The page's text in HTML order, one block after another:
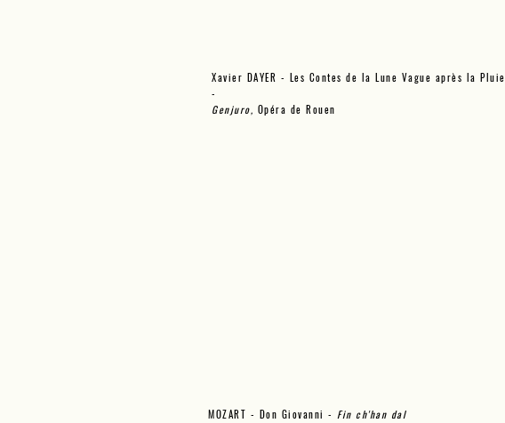
Xavier DAYER - Les Contes de la Lune Vague après la Pluie
-
Genjuro, Opéra de Rouen
MOZART - Don Giovanni - Fin ch'han dal